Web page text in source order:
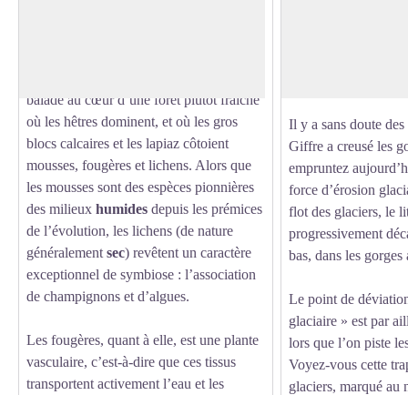
balade au cœur d’une forêt plutôt fraîche
où les hêtres dominent, et où les gros
blocs calcaires et les lapiaz côtoient
mousses, fougères et lichens. Alors que
les mousses sont des espèces pionnières
des milieux humides depuis les prémices
de l’évolution, les lichens (de nature
généralement sec) revêtent un caractère
exceptionnel de symbiose : l’association
de champignons et d’algues.
Les fougères, quant à elle, est une plante
vasculaire, c’est-à-dire que ces tissus
transportent activement l’eau et les
Il y a sans doute
Giffre a creusé les
empruntez
force d’érosion
flot des glaciers, le
progressivement
bas, dans les
Le point de
glaciaire » est par
lors que l’on piste
Voyez-vous cette
glaciers, marqué au